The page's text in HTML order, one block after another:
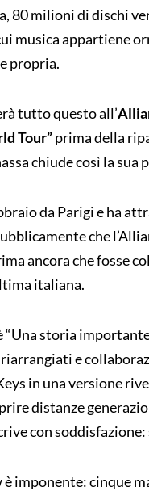
80 milioni di dischi
musica appartiene
propria.
tutto questo all’
Tour”prima della
chiude così la
da Parigi e ha
che
ancora che fosse
italiana.
“Una storia
e
in una versione
distanze
con
imponente: cinque